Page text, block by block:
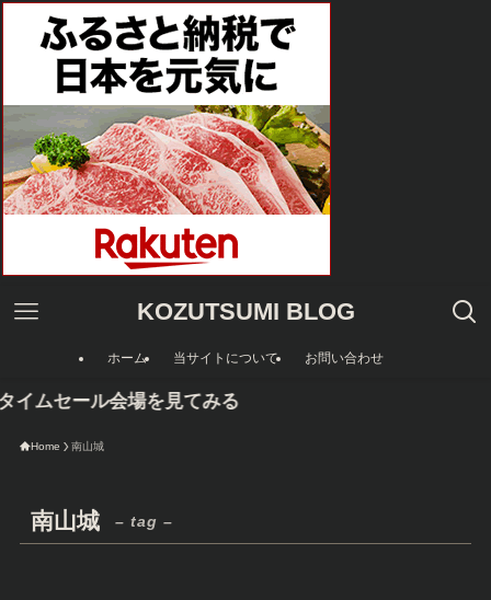
KOZUTSUMI BLOG
ホーム 当サイトについて お問い合わせ
ムセール会場を見てみる
Home 南山城
南山城 – tag –